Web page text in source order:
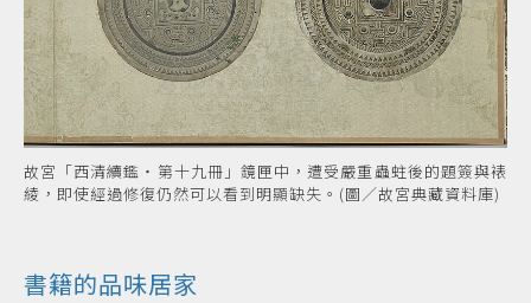
故宮「西清續鑑‧第十九冊」鏡匣中，遭受嚴重蟲蛀後的題簽與裱
綾，即使經過修復仍然可以看到明顯缺失。(圖／故宮典藏資料庫)
書籍的品味居家